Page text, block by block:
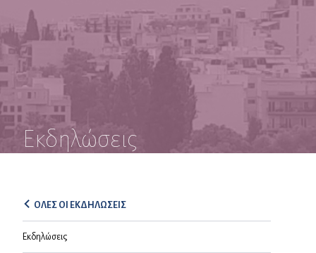
Εκδηλώσεις
ΟΛΕΣ ΟΙ ΕΚΔΗΛΩΣΕΙΣ
Εκδηλώσεις